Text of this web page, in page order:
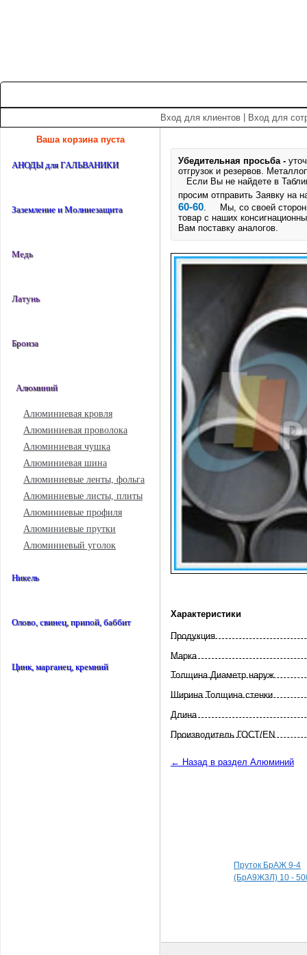
Вход для клиентов Вход для
Ваша корзина пуста
АНОДЫ для ГАЛЬВАНИКИ
Заземление и Молниезащита
Медь
Латунь
Бронза
Алюминий
Алюминиевая кровля
Алюминиевая проволока
Алюминиевая чушка
Алюминиевая шина
Алюминиевые ленты, фольга
Алюминиевые листы, плиты
Алюминиевые профиля
Алюминиевые прутки
Алюминиевый уголок
Никель
Олово, свинец, припой, баббит
Цинк, марганец, кремний
Убедительная просьба -
отгрузок и резервов.
Если Вы не найдете в
просим отправить Заявку на
60-60. Мы, со своей
товар с наших
Вам поставку аналогов.
Характеристики
Продукция
Марка
Толщина Диаметр наруж
Ширина Толщина стенки
Длина
Произво­дитель ГОСТ/EN
← Назад в раздел Алюминий
Пруток БрАЖ 9-4
(БрА9Ж3Л) 10 -